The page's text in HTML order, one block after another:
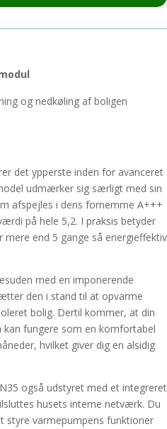
og nedkøling af boligen
det ypperste inden for avanceret
udmærker sig særligt med sin
afspejles i dens fornemme A+++
på hele 5,2. I praksis betyder
end 5 gange så energieffektiv
med en imponerende
den i stand til at opvarme
bolig. Dertil kommer, at din
fungere som en komfortabel
hvilket giver dig en alsidig
også udstyret med et integreret
husets interne netværk. Du
styre varmepumpens funktioner